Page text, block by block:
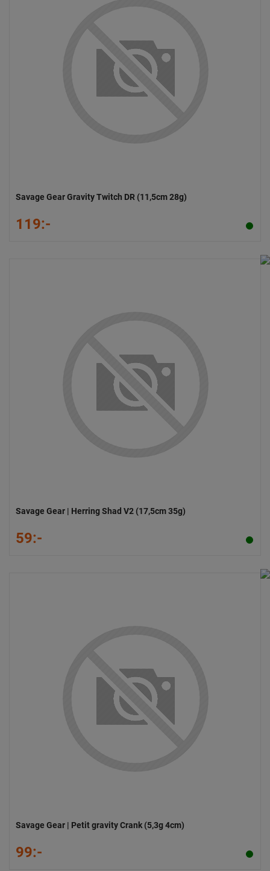
Savage Gear Gravity Twitch DR (11,5cm 28g)
119:-
Savage Gear | Herring Shad V2 (17,5cm 35g)
59:-
Savage Gear | Petit gravity Crank (5,3g 4cm)
99:-